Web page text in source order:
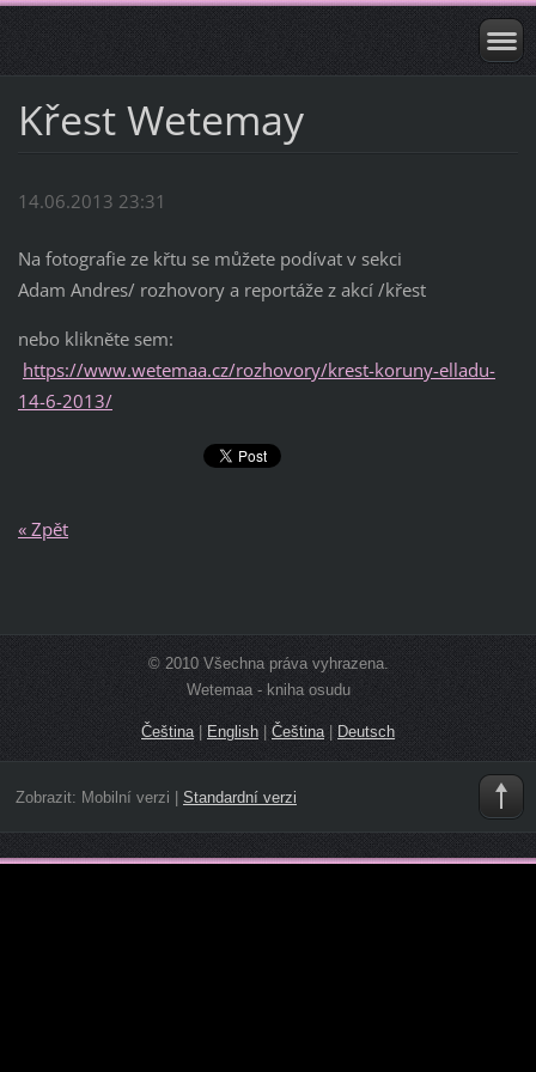
Křest Wetemay
14.06.2013 23:31
Na fotografie ze křtu se můžete podívat v sekci
Adam Andres/ rozhovory a reportáže z akcí /křest
nebo klikněte sem:
https://www.wetemaa.cz/rozhovory/krest-koruny-elladu-
14-6-2013/
« Zpět
© 2010 Všechna práva vyhrazena.
Wetemaa - kniha osudu
Čeština | English |Čeština | Deutsch
Zobrazit: Mobilní verzi Standardní verzi